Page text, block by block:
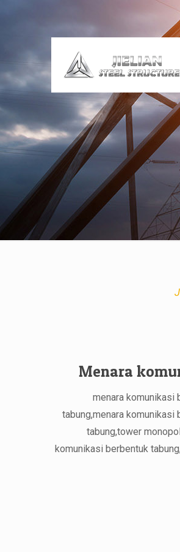
Menara
menara komunikasi
tabung,menara komunikasi
tabung,tower
komunikasi berbentuk